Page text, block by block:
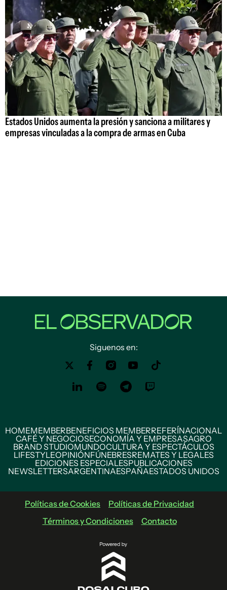
Estados Unidos aumenta la presión y sanciona a militares y
empresas vinculadas a la compra de armas en Cuba
Siguenos en:
HOMEMEMBERBENEFICIOS MEMBERREFERÍNACIONAL
CAFÉ Y NEGOCIOSECONOMÍA Y EMPRESASAGRO
BRAND STUDIOMUNDOCULTURA Y ESPECTÁCULOS
LIFESTYLEOPINIÓNFÚNEBRESREMATES Y LEGALES
EDICIONES ESPECIALESPUBLICACIONES
NEWSLETTERSARGENTINAESPAÑAESTADOS UNIDOS
Políticas de Cookies
Políticas de Privacidad
Términos y Condiciones
Contacto